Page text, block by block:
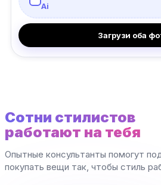
Ai
Загрузи оба
Сотни стилистов
работают на тебя
Опытные консультанты помогут
покупать вещи так, чтобы стиль